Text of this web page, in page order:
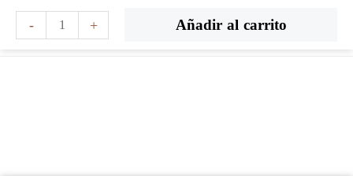
-
La
India
+ Añadir al carrito